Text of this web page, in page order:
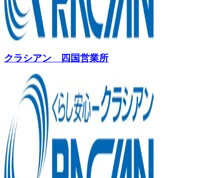
クラシアン 四国営業所